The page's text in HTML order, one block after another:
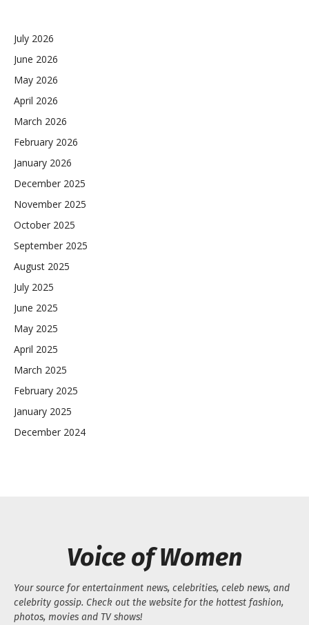
July 2026
June 2026
May 2026
April 2026
March 2026
February 2026
January 2026
December 2025
November 2025
October 2025
September 2025
August 2025
July 2025
June 2025
May 2025
April 2025
March 2025
February 2025
January 2025
December 2024
Voice of Women
Your source for entertainment news, celebrities, celeb news, and
celebrity gossip. Check out the website for the hottest fashion,
photos, movies and TV shows!